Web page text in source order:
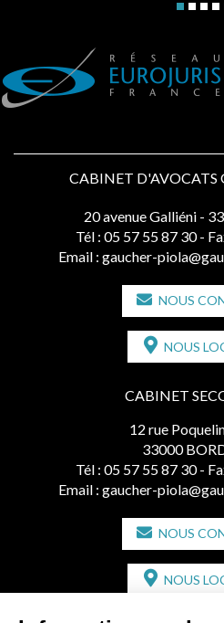
CABINET D'AVOCATS
20 avenue Galliéni -
Tél : 05 57 55 87 30 -
Email : gaucher-
NOUS
NOUS
CABINET
12 rue
33000
Tél : 05 57 55 87 30 -
Email : gaucher-
NOUS
NOUS